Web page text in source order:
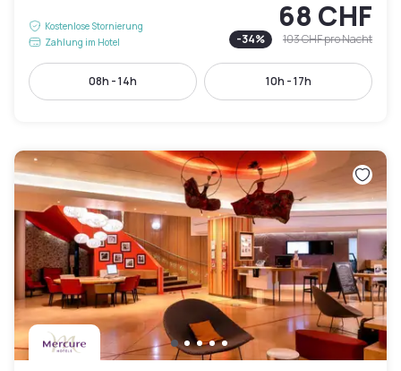
Kostenlose Stornierung
Zahlung im Hotel
68 CHF
-34% 103 CHFpro Nacht
08h - 14h 10h - 17h